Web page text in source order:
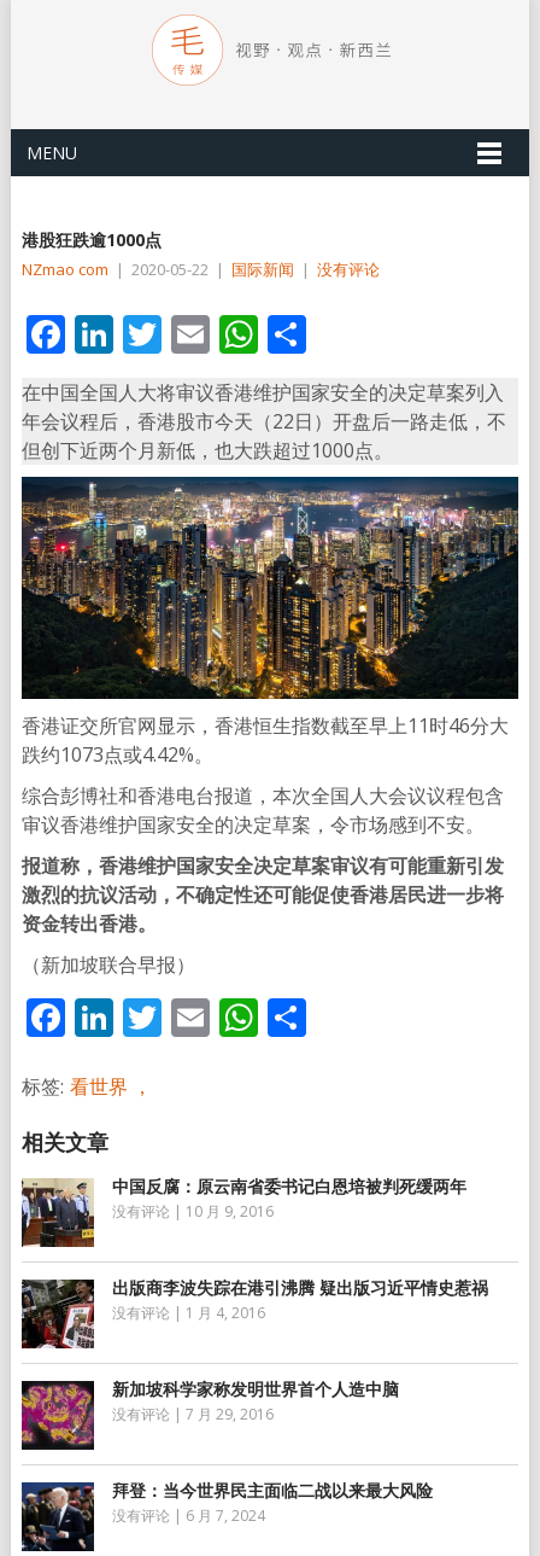
MENU
港股狂跌逾1000点
NZmao com | 2020-05-22 | 国际新闻 | 没有评论
Facebook
LinkedIn
Twitter
EmailWhatsApp
分
享
在中国全国人大将审议香港维护国家安全的决定草案列入
年会议程后，香港股市今天（22日）开盘后一路走低，不
但创下近两个月新低，也大跌超过1000点。
香港证交所官网显示，香港恒生指数截至早上11时46分大
跌约1073点或4.42%。
综合彭博社和香港电台报道，本次全国人大会议议程包含
审议香港维护国家安全的决定草案，令市场感到不安。
报道称，香港维护国家安全决定草案审议有可能重新引发
激烈的抗议活动，不确定性还可能促使香港居民进一步将
资金转出香港。
（新加坡联合早报）
Facebook
LinkedIn
Twitter
EmailWhatsApp
分
标签: 看世界 ，
中国反腐：原云南省委书记白恩培被判死缓两年
没有评论 | 10 月 9, 2016
出版商李波失踪在港引沸腾 疑出版习近平情史惹祸
没有评论 | 1 月 4, 2016
新加坡科学家称发明世界首个人造中脑
没有评论 | 7 月 29, 2016
拜登：当今世界民主面临二战以来最大风险
没有评论 | 6 月 7, 2024